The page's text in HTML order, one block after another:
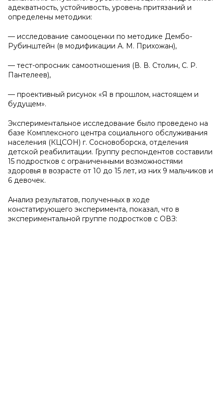
адекватность, устойчивость, уровень притязаний и
определены методики:
— исследование самооценки по методике Дембо-
Рубинштейн (в модификации А. М. Прихожан),
— тест-опросник самоотношения (В. В. Столин, С. Р.
Пантелеев),
— проективный рисунок «Я в прошлом, настоящем и
будущем».
Экспериментальное исследование было проведено на
базе Комплексного центра социального обслуживания
населения (КЦСОН) г. Сосновоборска, отделения
детской реабилитации. Группу респондентов составили
15 подростков с ограниченными возможностями
здоровья в возрасте от 10 до 15 лет, из них 9 мальчиков и
6 девочек.
Анализ результатов, полученных в ходе
констатирующего эксперимента, показал, что в
экспериментальной группе подростков с ОВЗ: